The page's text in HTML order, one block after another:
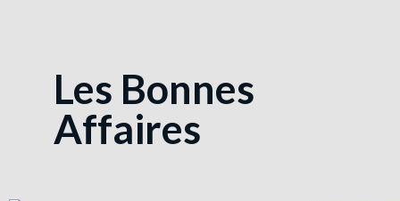
Les Bonnes
Affaires